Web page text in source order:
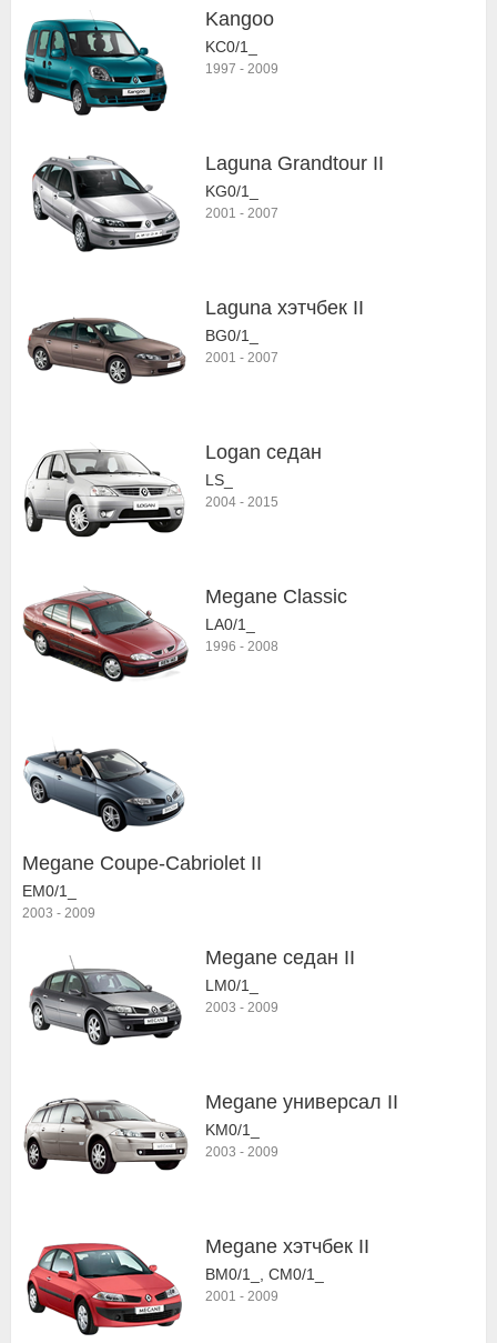
Kangoo
KC0/1_
1997 - 2009
Laguna Grandtour II
KG0/1_
2001 - 2007
Laguna хэтчбек II
BG0/1_
2001 - 2007
Logan седан
LS_
2004 - 2015
Megane Classic
LA0/1_
1996 - 2008
Megane Coupe-Cabriolet II
EM0/1_
2003 - 2009
Megane седан II
LM0/1_
2003 - 2009
Megane универсал II
KM0/1_
2003 - 2009
Megane хэтчбек II
BM0/1_, CM0/1_
2001 - 2009